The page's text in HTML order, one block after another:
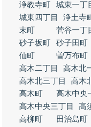
浄教寺町
城東一丁
城東四丁目
浄土寺
末町
菅谷一丁
砂子坂町
砂子田町
仙町
曽万布町
高木二丁目
高木北
高木北三丁目
高木
高木町
高木中央
高木中央三丁目
高
高柳町
田治島町